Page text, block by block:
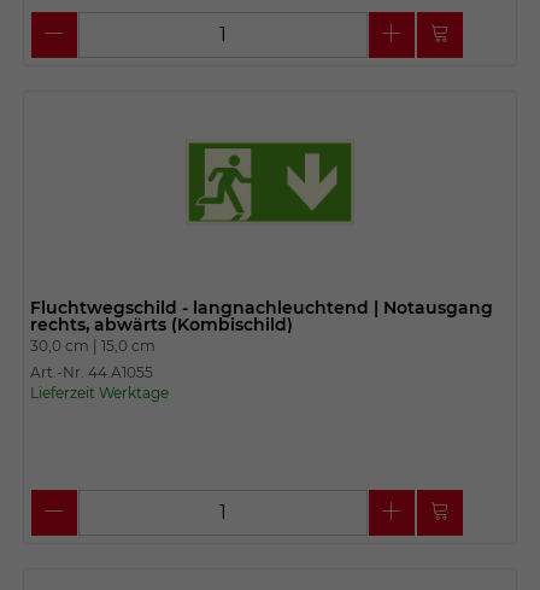
Fluchtwegschild - langnachleuchtend | Notausgang
rechts, abwärts (Kombischild)
30,0 cm | 15,0 cm
Art.-Nr. 44.A1055
Lieferzeit Werktage